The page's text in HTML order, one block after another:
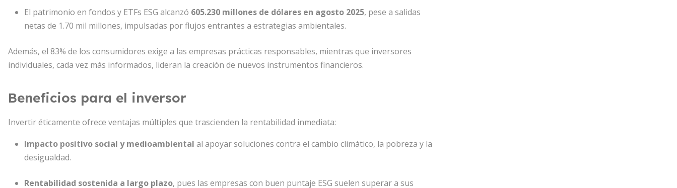
El patrimonio en fondos y ETFs ESG alcanzó 605.230 millones de dólares en agosto 2025, pese a salidas
netas de 1.70 mil millones, impulsadas por flujos entrantes a estrategias ambientales.
Además, el 83% de los consumidores exige a las empresas prácticas responsables, mientras que inversores
individuales, cada vez más informados, lideran la creación de nuevos instrumentos financieros.
Beneficios para el inversor
Invertir éticamente ofrece ventajas múltiples que trascienden la rentabilidad inmediata:
Impacto positivo social y medioambiental al apoyar soluciones contra el cambio climático, la pobreza y la
desigualdad.
Rentabilidad sostenida a largo plazo, pues las empresas con buen puntaje ESG suelen superar a sus